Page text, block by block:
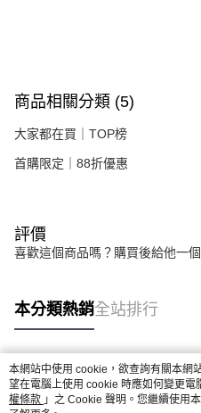
商品相關分類 (5)
大家都在買｜TOP榜
首購限定｜88折優惠
評價
喜歡這個商品嗎？購買後給他一
本分類熱銷全站排行
熱門標籤
本網站中使用 cookie，欲查詢有關本網
望在電腦上使用 cookie 時應如何變更電
權條款 」之 Cookie 聲明。您繼續使用